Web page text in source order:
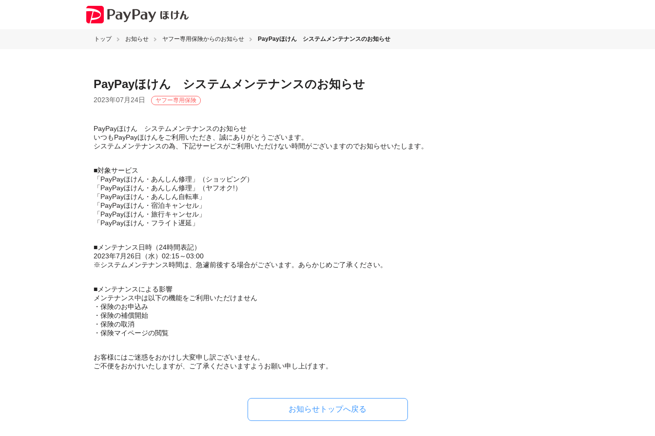
トップ お知らせ ヤフー専用保険からのお知らせ PayPayほけん システムメンテナンスのお知らせ
PayPayほけん システムメンテナンスのお知らせ
2023年07月24日 ヤフー専用保険
PayPayほけん システムメンテナンスのお知らせ
いつもPayPayほけんをご利用いただき、誠にありがとうございます。
システムメンテナンスの為、下記サービスがご利用いただけない時間がございますのでお知らせいたします。
■対象サービス
「PayPayほけん・あんしん修理」（ショッピング）
「PayPayほけん・あんしん修理」（ヤフオク!）
「PayPayほけん・あんしん自転車」
「PayPayほけん・宿泊キャンセル」
「PayPayほけん・旅行キャンセル」
「PayPayほけん・フライト遅延」
■メンテナンス日時（24時間表記）
2023年7月26日（水）02:15～03:00
※システムメンテナンス時間は、急遽前後する場合がございます。あらかじめご了承ください。
■メンテナンスによる影響
メンテナンス中は以下の機能をご利用いただけません
・保険のお申込み
・保険の補償開始
・保険の取消
・保険マイページの閲覧
お客様にはご迷惑をおかけし大変申し訳ございません。
ご不便をおかけいたしますが、ご了承くださいますようお願い申し上げます。
お知らせトップへ戻る